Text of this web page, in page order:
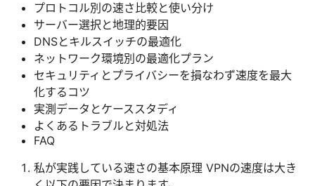
プロトコル別の速さ比較と使い分け
サーバー選択と地理的要因
DNSとキルスイッチの最適化
ネットワーク環境別の最適化プラン
セキュリティとプライバシーを損なわず速度を最大
化するコツ
実測データとケーススタディ
よくあるトラブルと対処法
FAQ
私が実践している速さの基本原理 VPNの速度は大き